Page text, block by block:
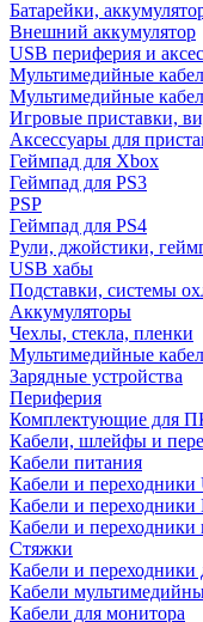
Батарейки,
Внешний аккумулятор
USB периферия и
Мультимедийные
Мультимедийные
Игровые приставки,
Аксессуары для
Геймпад для Xbox
Геймпад для PS3
PSP
Геймпад для PS4
Рули, джойстики,
USB хабы
Подставки, системы
Аккумуляторы
Чехлы, стекла, пленки
Мультимедийные
Зарядные устройства
Периферия
Комплектующие для
Кабели, шлейфы и
Кабели питания
Кабели и переходники
Кабели и
Кабели и переходники
Стяжки
Кабели и переходники
Кабели
Кабели для монитора